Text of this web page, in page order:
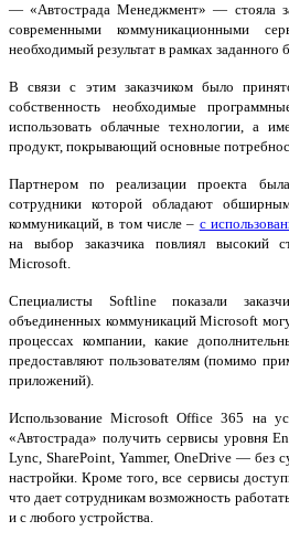
— «Автострада Менеджмент» — стояла
современными коммуникационными
необходимый результат в рамках заданного
В связи с этим заказчиком было
собственность необходимые
использовать облачные технологии, а
продукт, покрывающий основные
Партнером по реализации проекта
сотрудники которой обладают
коммуникаций, в том числе – с
на выбор заказчика повлиял высокий
Microsoft.
Специалисты Softline показали
объединенных коммуникаций Microsoft
процессах компании, какие
предоставляют пользователям (помимо
приложений).
Использование Microsoft Office 365 на
«Автострада» получить сервисы уровня
Lync, SharePoint, Yammer, OneDrive — без
настройки. Кроме того, все сервисы
что дает сотрудникам возможность
и с любого устройства.